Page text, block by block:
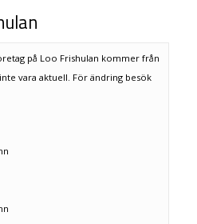
på Loo Frishulan kommer från
vara aktuell. För ändring besök